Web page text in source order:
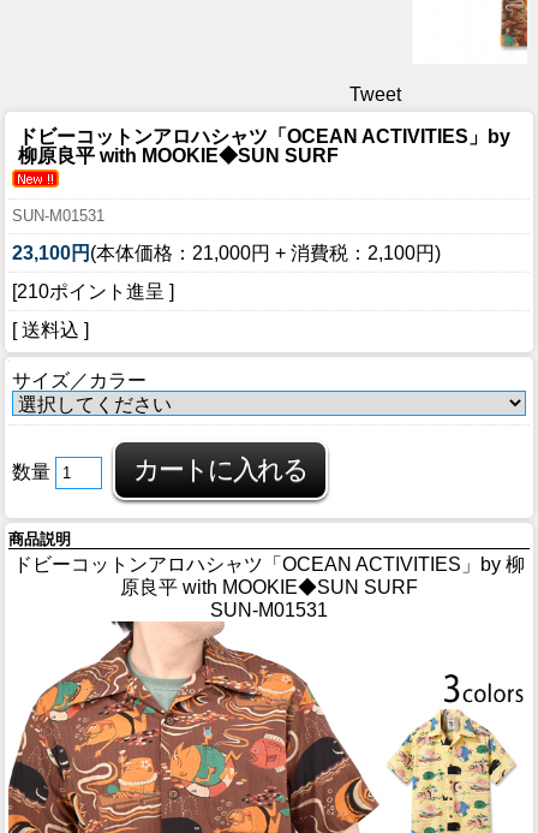
Tweet
ドビーコットンアロハシャツ「OCEAN ACTIVITIES」by
柳原良平 with MOOKIE◆SUN SURF
SUN-M01531
23,100円 (本体価格：21,000円 + 消費税：2,100円)
[210ポイント進呈 ]
[ 送料込 ]
サイズ／カラー
数量
商品説明
ドビーコットンアロハシャツ「OCEAN ACTIVITIES」by 柳
原良平 with MOOKIE◆SUN SURF
SUN-M01531